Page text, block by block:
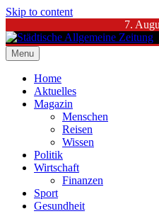
Skip to content
7.
Städtische Allgemeine Zeitung
Menu
Home
Aktuelles
Magazin
Menschen
Reisen
Wissen
Politik
Wirtschaft
Finanzen
Sport
Gesundheit